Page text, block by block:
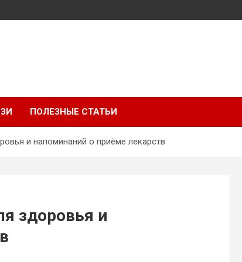
ПОЛЕЗНЫЕ СТАТЬИ
и напоминаний о приёме лекарств
здоровья и